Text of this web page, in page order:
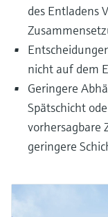
des Entladens
nicht auf dem
Geringere
Spätschicht
vorhersagbare
geringere